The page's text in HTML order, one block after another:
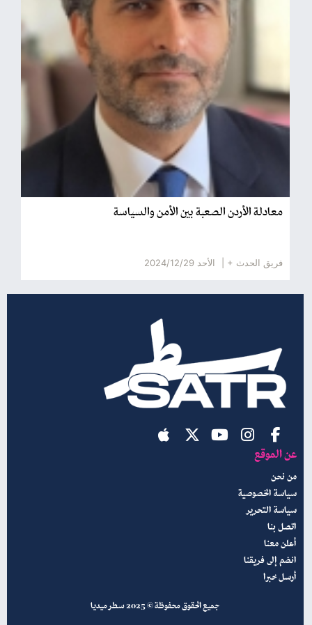
معادلة الأردن الصعبة بين الأمن والسياسة
فريق الحدث + | الأحد 2024/12/29
عن الموقع
من نحن
سياسة الخصوصية
سياسة التحرير
اتصل بنا
أعلن معنا
انضم إلى فريقنا
أرسل خبرا
جميع الحقوق محفوظة © 2025 سطر ميديا